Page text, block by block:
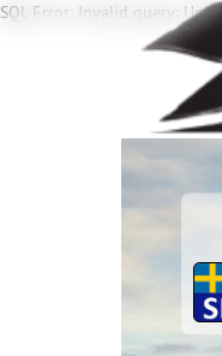
SQL Error: Invalid query: